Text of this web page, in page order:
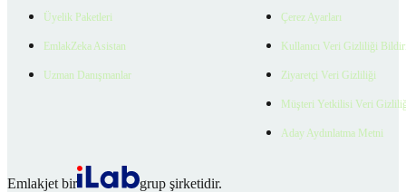
Üyelik Paketleri
EmlakZeka Asistan
Uzman Danışmanlar
Çerez Ayarları
Kullanıcı Veri Gizliliği
Ziyaretçi Veri Gizliliği
Müşteri Yetkilisi Veri
Aday Aydınlatma Metni
Emlakjet bir
grup şirketidir.